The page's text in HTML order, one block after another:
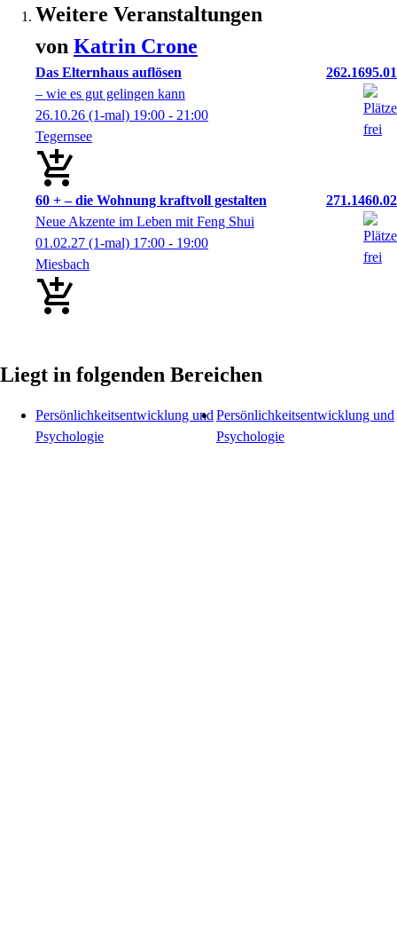
Weitere Veranstaltungen
von Katrin Crone
Das Elternhaus auflösen
262.1695.01
– wie es gut gelingen kann
26.10.26 (1-mal) 19:00 - 21:00
Tegernsee
60 + – die Wohnung kraftvoll gestalten
271.1460.02
Neue Akzente im Leben mit Feng Shui
01.02.27 (1-mal) 17:00 - 19:00
Miesbach
Liegt in folgenden Bereichen
Persönlichkeitsentwicklung und
Psychologie
Persönlichkeitsentwicklung und
Psychologie